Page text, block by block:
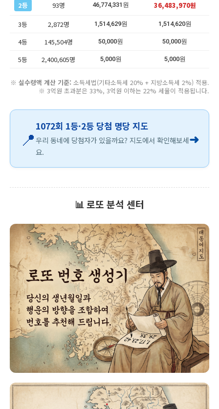
2등 93명 46,774,331원 36,483,970원
3등 2,872명 1,514,629원 1,514,620원
4등 145,504명 50,000원 50,000원
5등 2,400,605명 5,000원 5,000원
※ 실수령액 계산 기준: 소득세법(기타소득세 20% + 지방소득세 2%) 적용.
※ 3억원 초과분은 33%, 3억원 이하는 22% 세율이 적용됩니다.
📍
1072회 1등·2등 당첨 명당 지도
우리 동네에 당첨자가 있을까요? 지도에서 확인해보세
요.
➜
📊 로또 분석 센터